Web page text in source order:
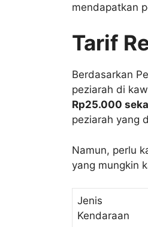
mendapatkan
Tarif
Berdasarkan
peziarah di
Rp25.000
peziarah yang
Namun, perlu
yang mungkin
Jenis
Kendaraan